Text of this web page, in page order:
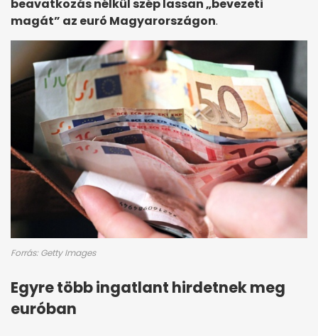
beavatkozás nélkül szép lassan „bevezeti
magát” az euró Magyarországon.
Forrás: Getty Images
Egyre több ingatlant hirdetnek meg
euróban